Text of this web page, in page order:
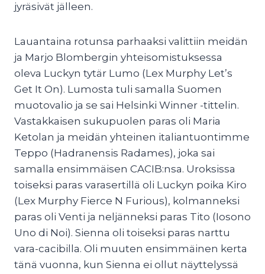
jyräsivät jälleen.
Lauantaina rotunsa parhaaksi valittiin meidän
ja Marjo Blombergin yhteisomistuksessa
oleva Luckyn tytär Lumo (Lex Murphy Let’s
Get It On). Lumosta tuli samalla Suomen
muotovalio ja se sai Helsinki Winner -tittelin.
Vastakkaisen sukupuolen paras oli Maria
Ketolan ja meidän yhteinen italiantuontimme
Teppo (Hadranensis Radames), joka sai
samalla ensimmäisen CACIB:nsa. Uroksissa
toiseksi paras varasertillä oli Luckyn poika Kiro
(Lex Murphy Fierce N Furious), kolmanneksi
paras oli Venti ja neljänneksi paras Tito (Iosono
Uno di Noi). Sienna oli toiseksi paras narttu
vara-cacibilla. Oli muuten ensimmäinen kerta
tänä vuonna, kun Sienna ei ollut näyttelyssä